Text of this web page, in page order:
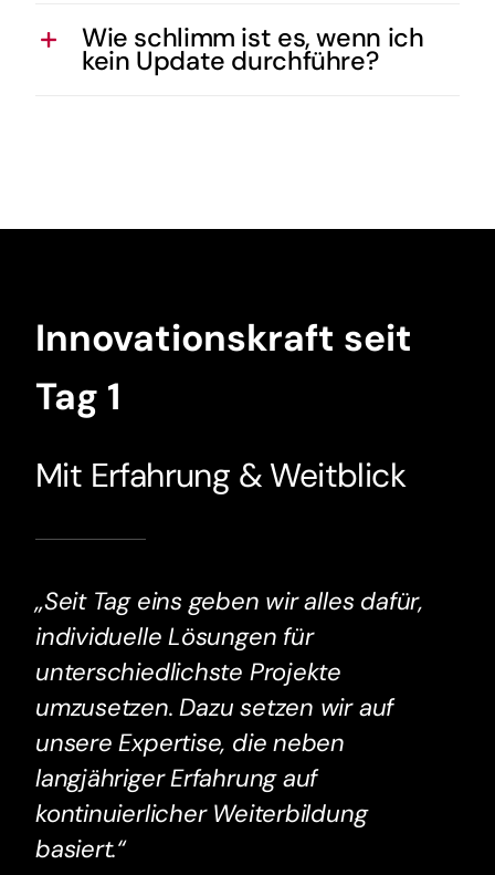
Wie schlimm ist es, wenn ich
kein Update durchführe?
Innovationskraft seit
Tag 1
Mit Erfahrung & Weitblick
„Seit Tag eins geben wir alles dafür,
individuelle Lösungen für
unterschiedlichste Projekte
umzusetzen. Dazu setzen wir auf
unsere Expertise, die neben
langjähriger Erfahrung auf
kontinuierlicher Weiterbildung
basiert.“